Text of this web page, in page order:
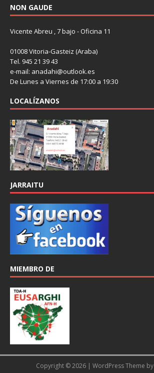
NON GAUDE
Vicente Abreu , 7 bajo - Oficina 11
01008 Vitoria-Gasteiz (Araba)
Tel. 945 21 39 43
e-mail: anadahi@outlook.es
De Lunes a Viernes de 17:00 a 19:30
LOCALÍZANOS
JARRAITU
MIEMBRO DE
Copyright © 2026 | WordPress Theme by